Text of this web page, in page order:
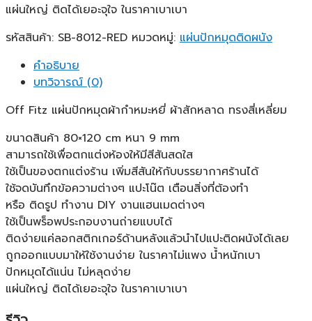
แผ่นใหญ่ ติดได้เยอะจุใจ ในราคาเบาเบา
รหัสสินค้า: SB-8012-RED หมวดหมู่: แผ่นปักหมุดติดผนัง
คำอธิบาย
บทวิจารณ์ (0)
Off Fitz แผ่นปักหมุดผ้ากำหมะหยี่ ผ้าสักหลาด ทรงสี่เหลี่ยม
ขนาดสินค้า 80×120 cm หนา 9 mm
สามารถใช้เพื่อตกแต่งห้องให้มีสีสันสดใส
ใช้เป็นของตกแต่งร้าน เพิ่มสีสันให้กับบรรยากาศร้านได้
ใช้จดบันทึกข้อความต่างๆ แปะโน๊ต เตือนสิ่งที่ต้องทำ
หรือ ติดรูป ทำงาน DIY งานแฮนเมดต่างๆ
ใช้เป็นพร็อพประกอบงานถ่ายแบบได้
ติดง่ายแค่ลอกสติกเกอร์ด้านหลังแล้วนำไปแปะติดผนังได้เลย
ถูกออกแบบมาให้ใช้งานง่าย ในราคาไม่แพง น้ำหนักเบา
ปักหมุดได้แน่น ไม่หลุดง่าย
แผ่นใหญ่ ติดได้เยอะจุใจ ในราคาเบาเบา